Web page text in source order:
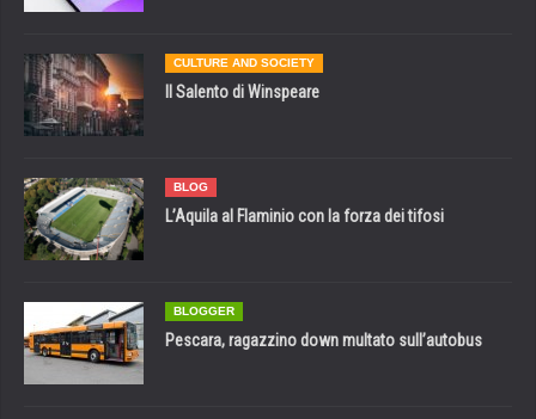
CULTURE AND SOCIETY
Il Salento di Winspeare
BLOG
L’Aquila al Flaminio con la forza dei tifosi
BLOGGER
Pescara, ragazzino down multato sull’autobus